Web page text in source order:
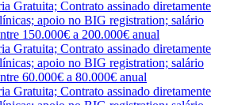
Gratuita; Contrato assinado diretamente
apoio no BIG registration; salário
150.000€ a 200.000€ anual
Gratuita; Contrato assinado diretamente
apoio no BIG registration; salário
60.000€ a 80.000€ anual
Gratuita; Contrato assinado diretamente